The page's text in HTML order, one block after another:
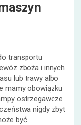
transportu
zboża i innych
lub trawy albo
mamy obowiązku
ostrzegawcze
nigdy zbyt
być